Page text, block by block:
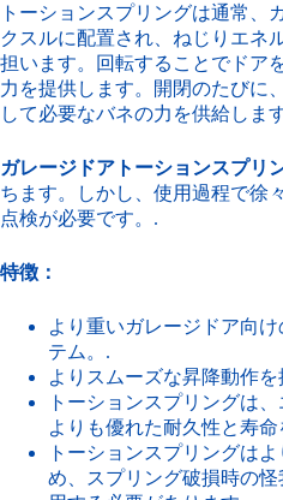
トーションスプリングは通常、
クスルに配置され、ねじりエネ
担います。回転することでドア
力を提供します。開閉のたびに
して必要なバネの力を供給しま
ガレージドアトーションスプリ
ちます。しかし、使用過程で徐
点検が必要です。.
特徴：
より重いガレージドア向
テム。.
よりスムーズな昇降動作
トーションスプリングは
よりも優れた耐久性と寿
トーションスプリングは
め、スプリング破損時の